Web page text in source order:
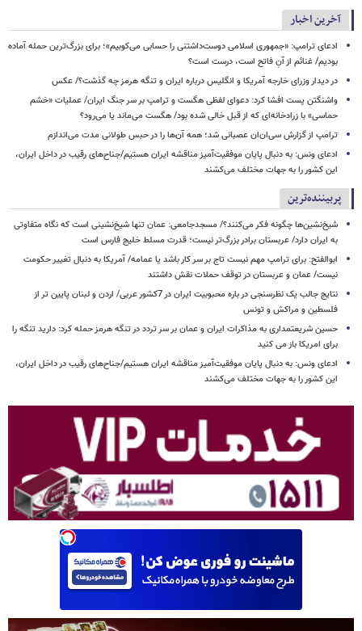
آخرین اخبار
ادعای ترامپ: «جمهوری اسلامی دوست‌داشتنی را حسابی می‌کوبیم»؛ برای بزرگ‌ترین حمله آماده
بودیم/ غنائم از آنِ فاتح است، درست است؟
در دیدار وزرای خارجه آمریکا و انگلیس درباره ایران و تنگه هرمز چه گذشت؟/ عکس
واشنگتن پست افشا کرد: دعوای لفظی هگست و ترامپ بر سر جنگ ایران/ عملیات «خشم
حماسی» با زرادخانه‌ای که از قبل خالی شده بود/ هگست می‌ماند یا می‌رود؟
ترامپ از گزارش سی‌ان‌ان عصبانی شد؛ همه آن‌ها را در حبس طولانی مدت می‌اندازم
ادعای ونس: به دنبال پایان موفقیت‌آمیز مناقشه ایران هستیم/جناح‌های رقیب در داخل ایران،
این کشور را به جهات مختلف می‌کشند
پربیننده‌ترین
شیخ‌نشین‌ها چگونه فکر می‌کنند؟/ مسجدجامعی: عمان تنها شیخ‌نشینی است که نگاه متفاوتی
به ایران دارد/ عربستان برادر بزرگ‌تر نیست؛ قدرت مسلط خلیج فارس است
ابوالفتح: برای ترامپ مهم نیست تاج بر سر کار باشد یا عمامه/ آمریکا به دنبال تغییر حکومت
نیست/ عمان و عربستان در توقف حملات نقش داشتند
نتایج جالب یک نظرسنجی در باره محبوبیت ایران در 7کشور عربی/ اردن و لبنان پایین تر از
فلسطین و مراکش و تونس
حسین شریعتمداری به مذاکرات ایران و عمان بر سر تردد در تنگه هرمز حمله کرد: دارید تنگه را
برای امریکا باز می کنید
ادعای ونس: به دنبال پایان موفقیت‌آمیز مناقشه ایران هستیم/جناح‌های رقیب در داخل ایران،
این کشور را به جهات مختلف می‌کشند